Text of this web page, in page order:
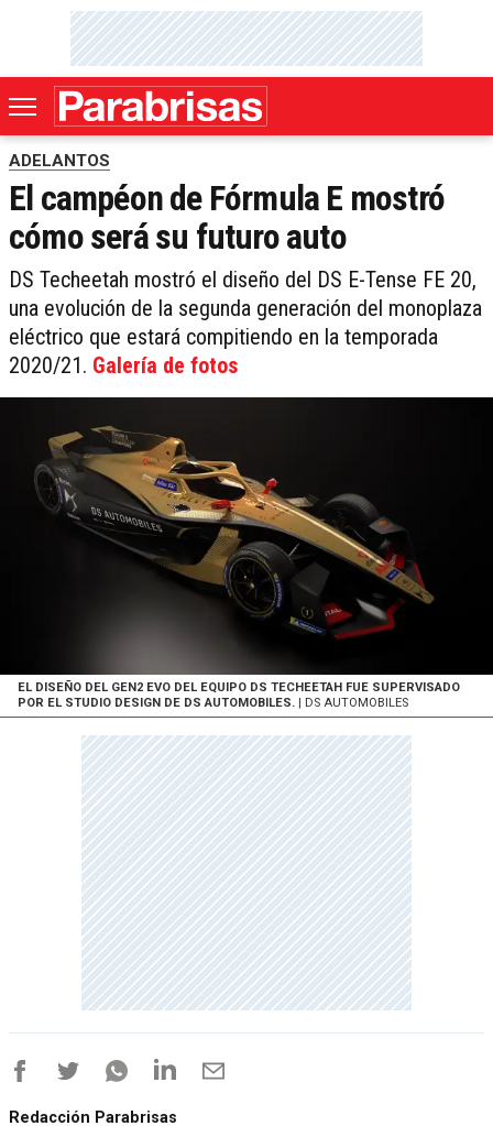
ADELANTOS
El campéon de Fórmula E mostró
cómo será su futuro auto
DS Techeetah mostró el diseño del DS E-Tense FE 20,
una evolución de la segunda generación del monoplaza
eléctrico que estará compitiendo en la temporada
2020/21. Galería de fotos
EL DISEÑO DEL GEN2 EVO DEL EQUIPO DS TECHEETAH FUE SUPERVISADO
POR EL STUDIO DESIGN DE DS AUTOMOBILES. | DS AUTOMOBILES
Redacción Parabrisas